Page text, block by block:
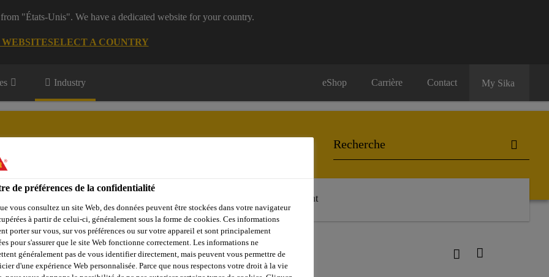
"États-Unis". We have a dedicated website for your country.
SELECT A COUNTRY
Industry eShop Carrière Contact My Sika
and Equipment
À propos des Appliances & Equipment
Kühl- und Tiefkühlschränke Sikaflex®-521 UV
de préférences de la confidentialité
vous consultez un site Web, des données peuvent être stockées dans votre navigateur
à partir de celui-ci, généralement sous la forme de cookies. Ces informations
porter sur vous, sur vos préférences ou sur votre appareil et sont principalement
pour s'assurer que le site Web fonctionne correctement. Les informations ne
généralement pas de vous identifier directement, mais peuvent vous permettre de
d'une expérience Web personnalisée. Parce que nous respectons votre droit à la vie